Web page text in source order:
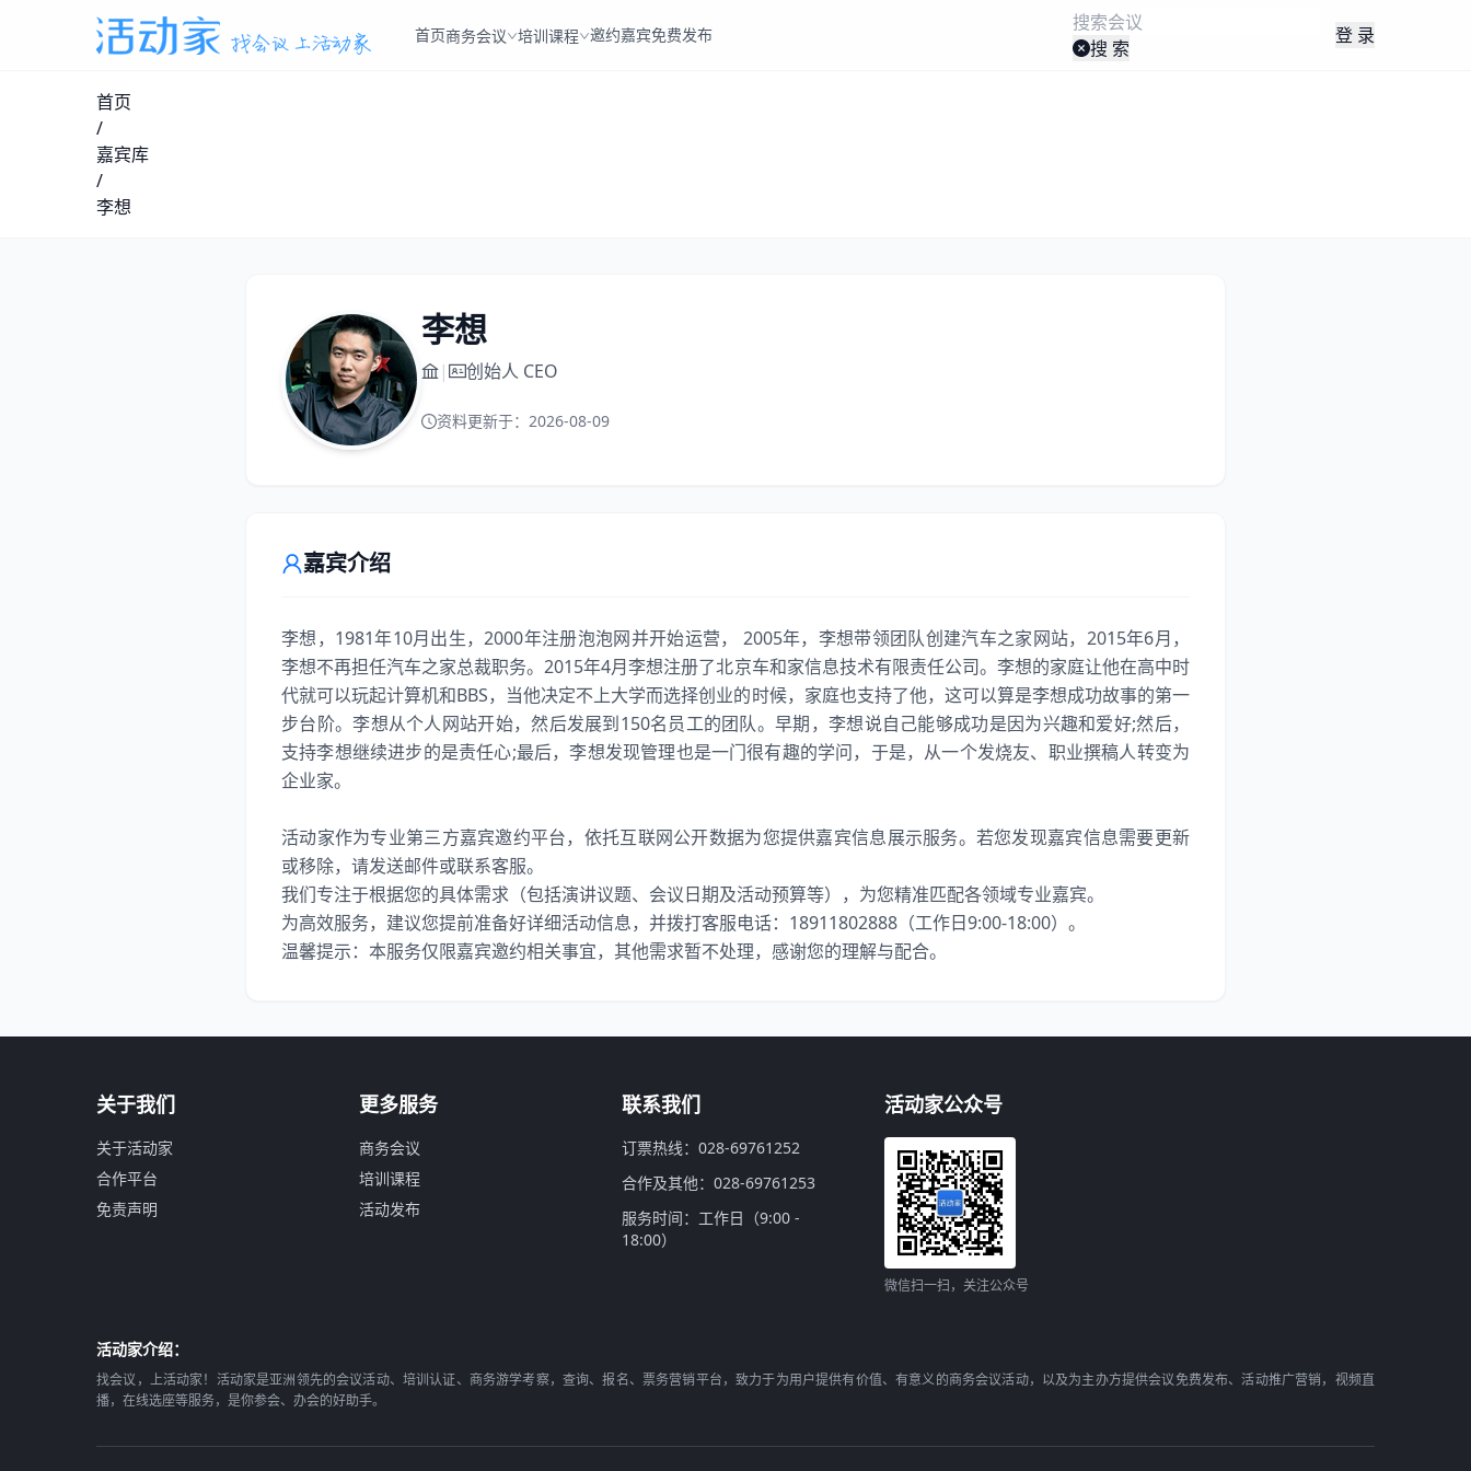
首页商务会议 培训课程 邀约嘉宾免费发布
搜 索
登 录
首页
/
嘉宾库
/
李想
李想
| 创始人 CEO
资料更新于： 2026-08-09
嘉宾介绍
李想，1981年10月出生，2000年注册泡泡网并开始运营， 2005年，李想带领团队创建汽车之家网站，2015年6月，
李想不再担任汽车之家总裁职务。2015年4月李想注册了北京车和家信息技术有限责任公司。李想的家庭让他在高中时
代就可以玩起计算机和BBS，当他决定不上大学而选择创业的时候，家庭也支持了他，这可以算是李想成功故事的第一
步台阶。李想从个人网站开始，然后发展到150名员工的团队。早期，李想说自己能够成功是因为兴趣和爱好;然后，
支持李想继续进步的是责任心;最后，李想发现管理也是一门很有趣的学问，于是，从一个发烧友、职业撰稿人转变为
企业家。
活动家作为专业第三方嘉宾邀约平台，依托互联网公开数据为您提供嘉宾信息展示服务。若您发现嘉宾信息需要更新
或移除，请发送邮件或联系客服。
我们专注于根据您的具体需求（包括演讲议题、会议日期及活动预算等），为您精准匹配各领域专业嘉宾。
为高效服务，建议您提前准备好详细活动信息，并拨打客服电话：18911802888（工作日9:00-18:00）。
温馨提示：本服务仅限嘉宾邀约相关事宜，其他需求暂不处理，感谢您的理解与配合。
关于我们
关于活动家
合作平台
免责声明
更多服务
商务会议
培训课程
活动发布
联系我们
订票热线：028-69761252
合作及其他：028-69761253
服务时间：工作日（9:00 -
18:00）
活动家公众号
微信扫一扫，关注公众号
活动家介绍：
找会议，上活动家！活动家是亚洲领先的会议活动、培训认证、商务游学考察，查询、报名、票务营销平台，致力于为用户提供有价值、有意义的商务会议活动，以及为主办方提供会议免费发布、活动推广营销，视频直
播，在线选座等服务，是你参会、办会的好助手。